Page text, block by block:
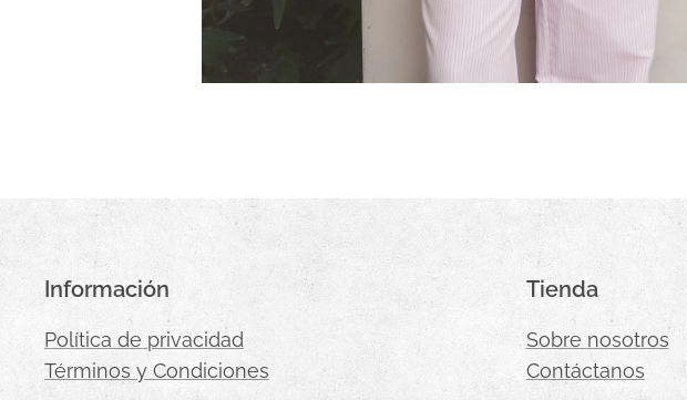
Información
Política de privacidad
Términos y Condiciones
Tienda
Sobre nosotros
Contáctanos